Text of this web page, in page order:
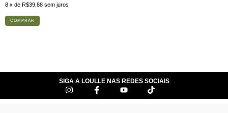
8 x de R$39,88 sem juros
COMPRAR
SIGA A LOULLE NAS REDES SOCIAIS